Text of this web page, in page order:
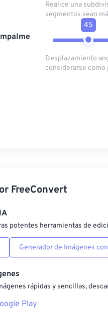
Realice una
segmentos sean
45
Desplazamiento
considerarse como
FreeConvert
potentes herramientas de
Generador de Imágenes
rápidas y sencillas,